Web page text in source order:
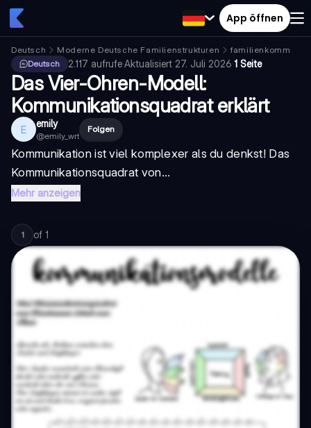
App öffnen
Deutsch Moderne Deutsche Familienstrukturen
Deutsch
2.117 aufrufe·Aktualisiert 27. Juli 2026·1 Seite
Das Vier-Ohren-Modell:
Kommunikationsquadrat erklärt
E emily
@emily_wrt
Folgen
Kommunikation ist viel komplexer als du denkst! Das
Kommunikationsquadrat von...
Mehr anzeigen
1 of 1